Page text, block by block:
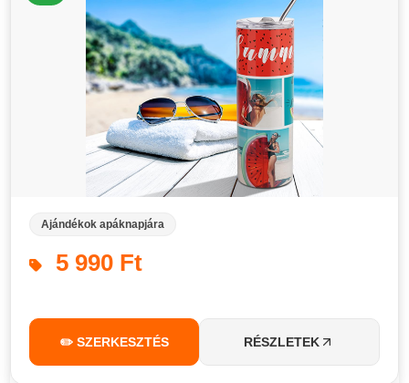
Ajándékok apáknapjára
5 990 Ft
✏️ SZERKESZTÉS RÉSZLETEK